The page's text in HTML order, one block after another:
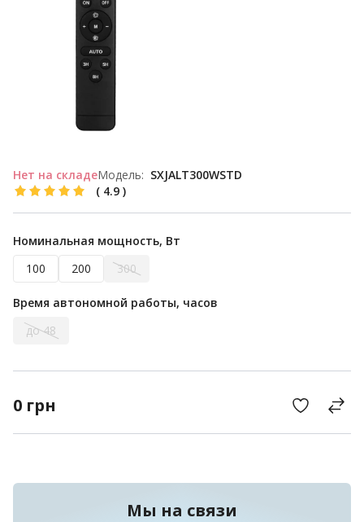
Нет на складеМодель: SXJALT300WSTD
( 4.9 )
Номинальная мощность, Вт
100
200 300
Время автономной работы, часов
до 48
0 грн
Мы на связи